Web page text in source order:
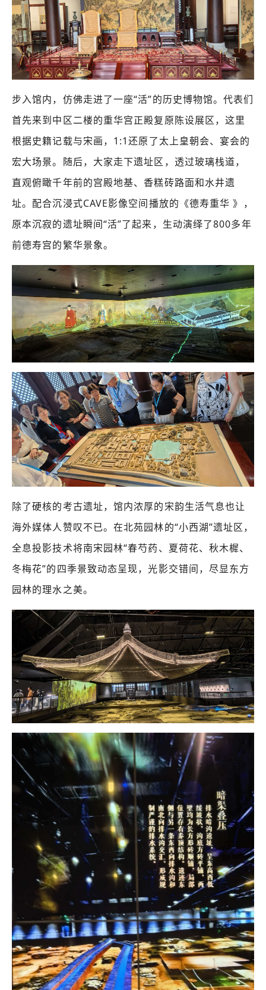
步入馆内，仿佛走进了一座“活”的历史博物馆。代表们
首先来到中区二楼的重华宫正殿复原陈设展区，这里
根据史籍记载与宋画，1:1还原了太上皇朝会、宴会的
宏大场景。随后，大家走下遗址区，透过玻璃栈道，
直观俯瞰千年前的宫殿地基、香糕砖路面和水井遗
址。配合沉浸式CAVE影像空间播放的《德寿重华 》，
原本沉寂的遗址瞬间“活”了起来，生动演绎了800多年
前德寿宫的繁华景象。
除了硬核的考古遗址，馆内浓厚的宋韵生活气息也让
海外媒体人赞叹不已。在北苑园林的“小西湖”遗址区，
全息投影技术将南宋园林“春芍药、夏荷花、秋木樨、
冬梅花”的四季景致动态呈现，光影交错间，尽显东方
园林的理水之美。